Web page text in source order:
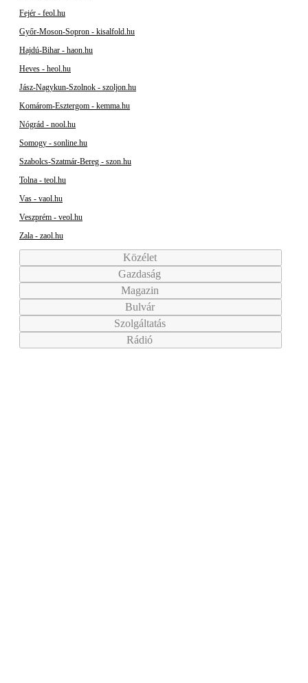
Fejér - feol.hu
Győr-Moson-Sopron - kisalfold.hu
Hajdú-Bihar - haon.hu
Heves - heol.hu
Jász-Nagykun-Szolnok - szoljon.hu
Komárom-Esztergom - kemma.hu
Nógrád - nool.hu
Somogy - sonline.hu
Szabolcs-Szatmár-Bereg - szon.hu
Tolna - teol.hu
Vas - vaol.hu
Veszprém - veol.hu
Zala - zaol.hu
Közélet
Gazdaság
Magazin
Bulvár
Szolgáltatás
Rádió